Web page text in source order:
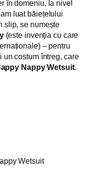
în domeniu, la nivel
luat băiețelului
slip, se numește
(este invenția cu care
– pentru
costum întreg, care
Nappy Wetsuit.
Wetsuit